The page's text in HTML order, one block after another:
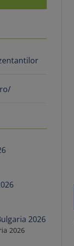
2026